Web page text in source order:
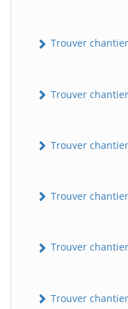
Trouver
Trouver
Trouver
Trouver
Trouver
Trouver